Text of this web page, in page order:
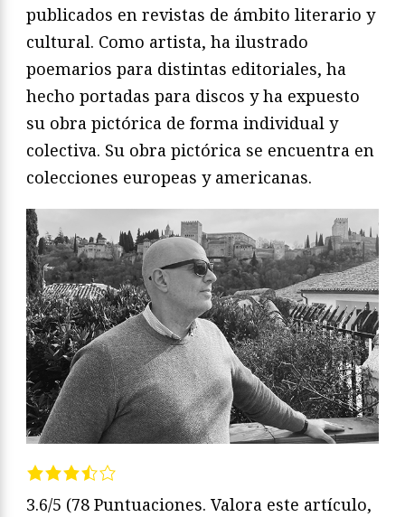
publicados en revistas de ámbito literario y
cultural. Como artista, ha ilustrado
poemarios para distintas editoriales, ha
hecho portadas para discos y ha expuesto
su obra pictórica de forma individual y
colectiva. Su obra pictórica se encuentra en
colecciones europeas y americanas.
3.6/5 (78 Puntuaciones. Valora este artículo,